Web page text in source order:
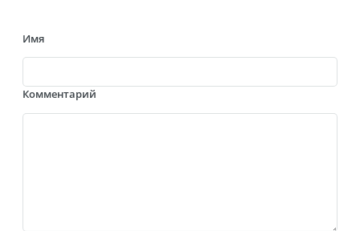
Имя
Комментарий